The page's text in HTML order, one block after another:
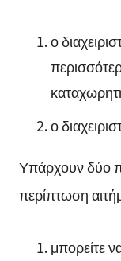
ο
ο
Υπάρχουν δύο
περίπτωση
μπορείτε